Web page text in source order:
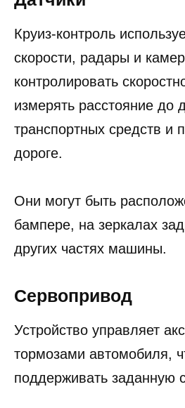
Круиз-контроль
скорости, радары и
контролировать
измерять расстояние до
транспортных средств и
дороге.
Они могут быть
бампере, на зеркалах
других частях машины.
Сервопривод
Устройство управляет
тормозами автомобиля,
поддерживать заданную